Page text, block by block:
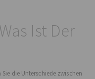
Ist Der
die Unterschiede zwischen